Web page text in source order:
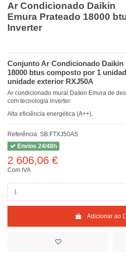
Ar Condicionado Daikin
Emura Prateado 18000
Inverter
Conjunto Ar Condicionado Daikin
18000 btus composto por 1
unidade exterior RXJ50A
Ar condicionado mural Daikin Emura de
com tecnologia inverter.
Alta eficiência energética (A++).
Referência: SB.FTXJ50AS
Envios 24/48h
2 606,06 €
Com IVA
Adicionar ao